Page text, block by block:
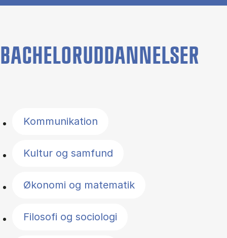
BACHELORUDDANNELSER
Kommunikation
Kultur og samfund
Økonomi og matematik
Filosofi og sociologi